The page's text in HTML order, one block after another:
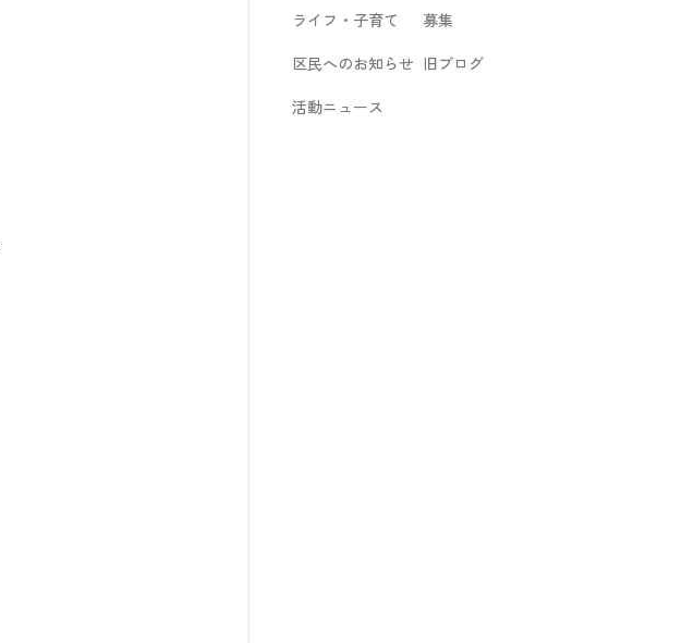
ライフ・子育て
募集
区民へのお知らせ 旧ブログ
活動ニュース